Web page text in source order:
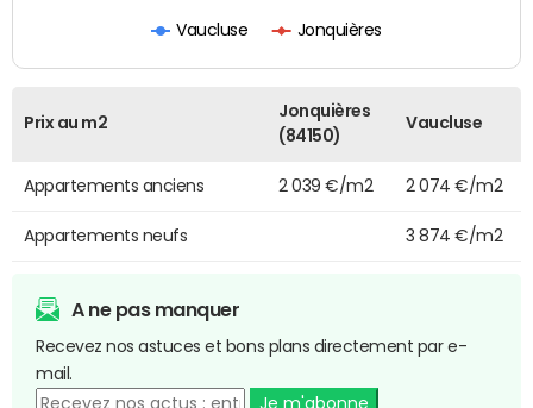
Vaucluse Jonquières
Prix au m2
Jonquières
(84150)
Vaucluse
Appartements anciens 2 039 €/m2 2 074 €/m2
Appartements neufs 3 874 €/m2
A ne pas manquer
Recevez nos astuces et bons plans directement par e-
mail.
Je m'abonne